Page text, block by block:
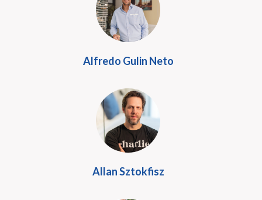
Alfredo Gulin Neto
Allan Sztokfisz